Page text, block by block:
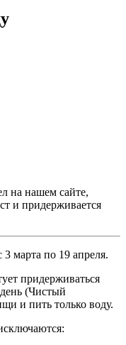
на нашем сайте,
и придерживается
марта по 19 апреля.
придерживаться
(Чистый
и пить только воду.